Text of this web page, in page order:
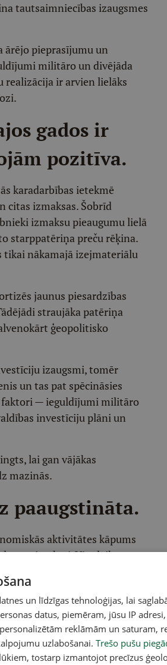
tautsaimniecības izaugsmes
ārējo pieprasījumu un
militāro un divējāda
realizācija ir arvien lielāks
gados ir
pozitīva.
karadarbības ietekmē
citas izmaksas. Šobrīd
izmaksu pieaugumu lielā
starppatēriņa preču rēķina.
tikai nākamajā izejmateriālu
jaunus piesardzības
straujāka patēriņa
ģeopolitisko
izaugsmi, tomēr
un tas pat spēcināsies
faktori — ieguldījumi militāro
investīciju plāni un
lai gan vājākas
mazinās.
paaugstināta.
aktivitātes kāpums
ietekmi. Vienlaikus
saglabāsies saspringts
un līdzīgas tehnoloģijas, lai
datus, piemēram, jūsu IP
reklāmām un saturam,
uzlabošanai. Trešo pušu
tostarp izmantojot precīzus